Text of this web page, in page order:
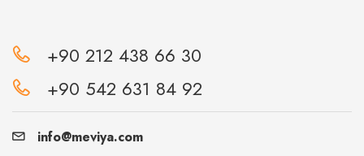
+90 212 438 66 30
+90 542 631 84 92
info@meviya.com